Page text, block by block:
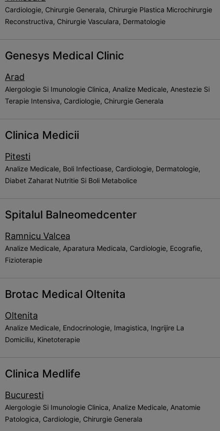
Cardiologie, Chirurgie Generala, Chirurgie Plastica Microchirurgie
Reconstructiva, Chirurgie Vasculara, Dermatologie
Genesys Medical Clinic
Arad
Alergologie Si Imunologie Clinica, Analize Medicale, Anestezie Si
Terapie Intensiva, Cardiologie, Chirurgie Generala
Clinica Medicii
Pitesti
Analize Medicale, Boli Infectioase, Cardiologie, Dermatologie,
Diabet Zaharat Nutritie Si Boli Metabolice
Spitalul Balneomedcenter
Ramnicu Valcea
Analize Medicale, Aparatura Medicala, Cardiologie, Ecografie,
Fizioterapie
Brotac Medical Oltenita
Oltenita
Analize Medicale, Endocrinologie, Imagistica, Ingrijire La
Domiciliu, Kinetoterapie
Clinica Medlife
Bucuresti
Alergologie Si Imunologie Clinica, Analize Medicale, Anatomie
Patologica, Cardiologie, Chirurgie Generala